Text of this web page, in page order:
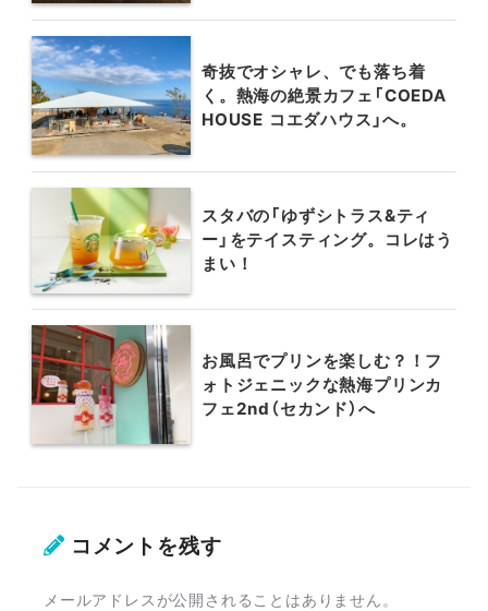
奇抜でオシャレ、でも落ち着
く。熱海の絶景カフェ「COEDA
HOUSE コエダハウス」へ。
スタバの「ゆずシトラス&ティ
ー」をテイスティング。コレはう
まい！
お風呂でプリンを楽しむ？！フ
ォトジェニックな熱海プリンカ
フェ2nd（セカンド）へ
コメントを残す
メールアドレスが公開されることはありません。